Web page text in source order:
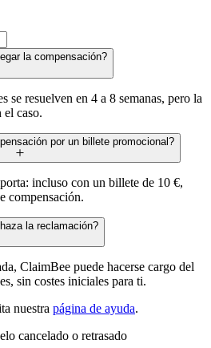
la compensación?
se resuelven en 4 a 8 semanas, pero la
el caso.
por un billete promocional?
incluso con un billete de 10 €,
compensación.
la reclamación?
ClaimBee puede hacerse cargo del
sin costes iniciales para ti.
nuestra página de ayuda.
cancelado o retrasado